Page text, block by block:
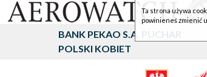
BANK PEKAO S.A. PUCHAR
POLSKI KOBIET
Ta strona używa
powinieneś zmienić